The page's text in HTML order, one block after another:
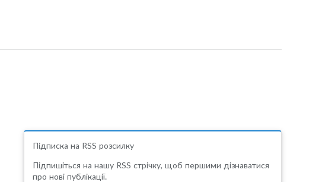
Підписка на RSS розсилку
Підпишіться на нашу RSS стрічку, щоб першими дізнаватися
про нові публікації.